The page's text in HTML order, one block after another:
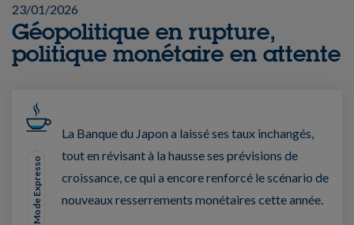
23/01/2026
Géopolitique en rupture,
politique monétaire en attente
Mode Expresso
La Banque du Japon a laissé ses taux inchangés,
tout en révisant à la hausse ses prévisions de
croissance, ce qui a encore renforcé le scénario de
nouveaux resserrements monétaires cette année.